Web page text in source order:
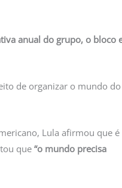
anual do grupo, o bloco
de organizar o mundo do
Lula afirmou que é
que“o mundo precisa